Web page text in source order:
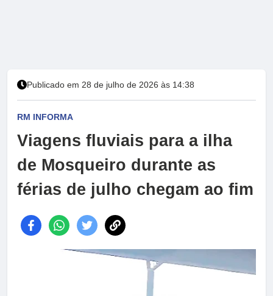
Publicado em 28 de julho de 2026 às 14:38
RM INFORMA
Viagens fluviais para a ilha
de Mosqueiro durante as
férias de julho chegam ao fim